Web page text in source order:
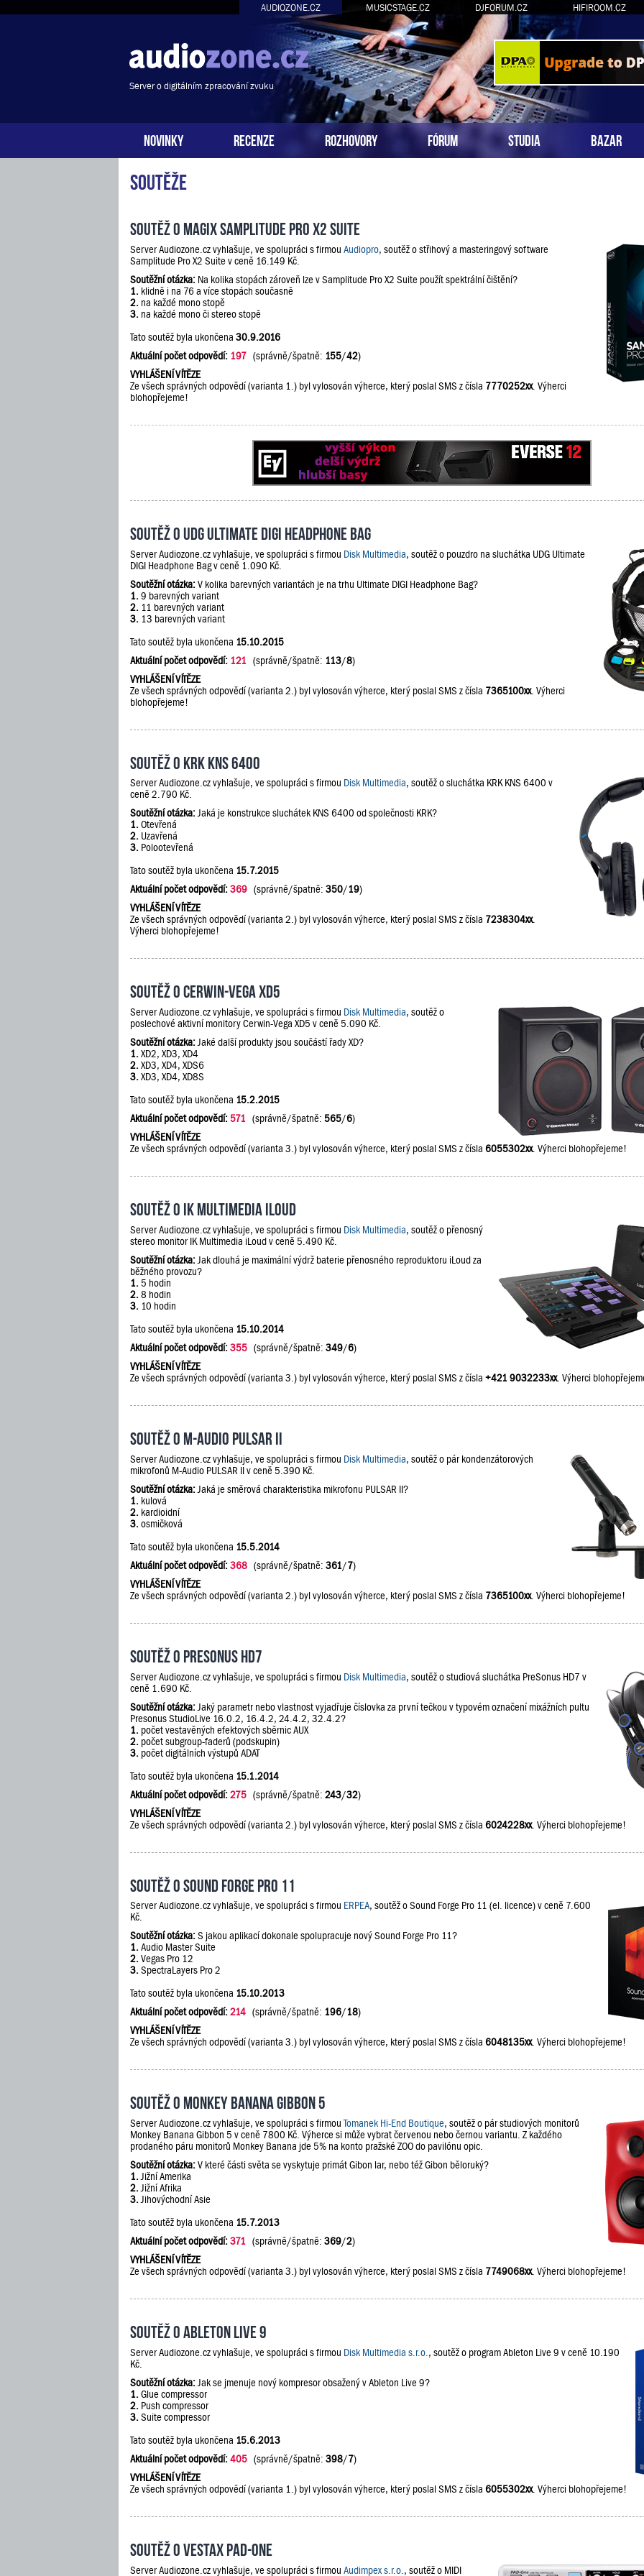
AUDIOZONE.CZ MUSICSTAGE.CZ DJFORUM.CZ HIFIROOM.CZ
Server o digitálním zpracování zvuku
NOVINKY RECENZE ROZHOVORY FÓRUM STUDIA BAZAR
Soutěže
Soutěž o Magix Samplitude Pro X2 Suite
Server Audiozone.cz vyhlašuje, ve spolupráci s firmou Audiopro, soutěž o střihový a masteringový software
Samplitude Pro X2 Suite v ceně 16.149 Kč.
Soutěžní otázka: Na kolika stopách zároveň lze v Samplitude Pro X2 Suite použít spektrální čištění?
1. klidně i na 76 a více stopách současně
2. na každé mono stopě
3. na každé mono či stereo stopě
Tato soutěž byla ukončena 30.9.2016
Aktuální počet odpovědí: 197 (správně/špatně: 155/42)
VYHLÁŠENÍ VÍTĚZE
Ze všech správných odpovědí (varianta 1.) byl vylosován výherce, který poslal SMS z čísla 7770252xx. Výherci
blohopřejeme!
Soutěž o UDG Ultimate DIGI Headphone Bag
Server Audiozone.cz vyhlašuje, ve spolupráci s firmou Disk Multimedia, soutěž o pouzdro na sluchátka UDG Ultimate
DIGI Headphone Bag v ceně 1.090 Kč.
Soutěžní otázka:V kolika barevných variantách je na trhu Ultimate DIGI Headphone Bag?
1. 9 barevných variant
2. 11 barevných variant
3. 13 barevných variant
Tato soutěž byla ukončena 15.10.2015
Aktuální počet odpovědí: 121 (správně/špatně: 113/8)
VYHLÁŠENÍ VÍTĚZE
Ze všech správných odpovědí (varianta 2.) byl vylosován výherce, který poslal SMS z čísla 7365100xx. Výherci
blohopřejeme!
Soutěž o KRK KNS 6400
Server Audiozone.cz vyhlašuje, ve spolupráci s firmou Disk Multimedia, soutěž o sluchátka KRK KNS 6400 v
ceně 2.790 Kč.
Soutěžní otázka:Jaká je konstrukce sluchátek KNS 6400 od společnosti KRK?
1.Otevřená
2. Uzavřená
3. Polootevřená
Tato soutěž byla ukončena 15.7.2015
Aktuální počet odpovědí:369 (správně/špatně: 350/19)
VYHLÁŠENÍ VÍTĚZE
Ze všech správných odpovědí (varianta 2.) byl vylosován výherce, který poslal SMS z čísla 7238304xx.
Výherci blohopřejeme!
Soutěž o Cerwin-Vega XD5
Server Audiozone.cz vyhlašuje, ve spolupráci s firmou Disk Multimedia, soutěž o
poslechové aktivní monitory Cerwin-Vega XD5 v ceně 5.090 Kč.
Soutěžní otázka: Jaké další produkty jsou součástí řady XD?
1. XD2, XD3, XD4
2. XD3, XD4, XDS6
3. XD3, XD4, XD8S
Tato soutěž byla ukončena 15.2.2015
Aktuální počet odpovědí:571 (správně/špatně: 565/6)
VYHLÁŠENÍ VÍTĚZE
Ze všech správných odpovědí (varianta 3.) byl vylosován výherce, který poslal SMS z čísla 6055302xx. Výherci blohopřejeme!
Soutěž o IK Multimedia iLoud
Server Audiozone.cz vyhlašuje, ve spolupráci s firmou Disk Multimedia, soutěž o přenosný
stereo monitor IK Multimedia iLoud v ceně 5.490 Kč.
Soutěžní otázka: Jak dlouhá je maximální výdrž baterie přenosného reproduktoru iLoud za
běžného provozu?
1. 5 hodin
2. 8 hodin
3. 10 hodin
Tato soutěž byla ukončena 15.10.2014
Aktuální počet odpovědí:355 (správně/špatně: 349/6)
VYHLÁŠENÍ VÍTĚZE
Ze všech správných odpovědí (varianta 3.) byl vylosován výherce, který poslal SMS z čísla +421 9032233xx. Výherci
Soutěž o M-Audio PULSAR II
Server Audiozone.cz vyhlašuje, ve spolupráci s firmou Disk Multimedia, soutěž o pár kondenzátorových
mikrofonů M-Audio PULSAR II v ceně 5.390 Kč.
Soutěžní otázka: Jaká je směrová charakteristika mikrofonu PULSAR II?
1. kulová
2. kardioidní
3. osmičková
Tato soutěž byla ukončena 15.5.2014
Aktuální počet odpovědí:368 (správně/špatně: 361/7)
VYHLÁŠENÍ VÍTĚZE
Ze všech správných odpovědí (varianta 2.) byl vylosován výherce, který poslal SMS z čísla 7365100xx. Výherci blohopřejeme!
Soutěž o PreSonus HD7
Server Audiozone.cz vyhlašuje, ve spolupráci s firmou Disk Multimedia, soutěž o studiová sluchátka PreSonus HD7 v
ceně 1.690 Kč.
Soutěžní otázka: Jaký parametr nebo vlastnost vyjadřuje číslovka za první tečkou v typovém označení mixážních pultu
Presonus StudioLive 16.0.2, 16.4.2, 24.4.2, 32.4.2?
1. počet vestavěných efektových sběrnic AUX
2. počet subgroup-faderů (podskupin)
3. počet digitálních výstupů ADAT
Tato soutěž byla ukončena 15.1.2014
Aktuální počet odpovědí:275 (správně/špatně: 243/32)
VYHLÁŠENÍ VÍTĚZE
Ze všech správných odpovědí (varianta 2.) byl vylosován výherce, který poslal SMS z čísla 6024228xx. Výherci blohopřejeme!
Soutěž o Sound Forge Pro 11
Server Audiozone.cz vyhlašuje, ve spolupráci s firmou ERPEA, soutěž o Sound Forge Pro 11 (el. licence) v ceně 7.600
Kč.
Soutěžní otázka:S jakou aplikací dokonale spolupracuje nový Sound Forge Pro 11?
1.Audio Master Suite
2.Vegas Pro 12
3.SpectraLayers Pro 2
Tato soutěž byla ukončena 15.10.2013
Aktuální počet odpovědí:214 (správně/špatně: 196/18)
VYHLÁŠENÍ VÍTĚZE
Ze všech správných odpovědí (varianta 3.) byl vylosován výherce, který poslal SMS z čísla 6048135xx. Výherci blohopřejeme!
Soutěž o Monkey Banana Gibbon 5
Server Audiozone.cz vyhlašuje, ve spolupráci s firmouTomanek Hi-End Boutique, soutěž o pár studiových monitorů
Monkey Banana Gibbon 5 v ceně 7800 Kč. Výherce si může vybrat červenou nebo černou variantu. Z každého
prodaného páru monitorů Monkey Banana jde 5% na konto pražské ZOO do pavilónu opic.
Soutěžní otázka:V které části světa se vyskytuje primát Gibon lar, nebo též Gibon běloruký?
1. Jižní Amerika
2. Jižní Afrika
3. Jihovýchodní Asie
Tato soutěž byla ukončena 15.7.2013
Aktuální počet odpovědí:371 (správně/špatně: 369/2)
VYHLÁŠENÍ VÍTĚZE
Ze všech správných odpovědí (varianta 3.) byl vylosován výherce, který poslal SMS z čísla 7749068xx. Výherci blohopřejeme!
Soutěž o Ableton Live 9
Server Audiozone.cz vyhlašuje, ve spolupráci s firmou Disk Multimedia s.r.o. , soutěž o program Ableton Live 9 v ceně 10.190
Kč.
Soutěžní otázka: Jak se jmenuje nový kompresor obsažený v Ableton Live 9?
1. Glue compressor
2. Push compressor
3. Suite compressor
Tato soutěž byla ukončena 15.6.2013
Aktuální počet odpovědí:405 (správně/špatně: 398/7)
VYHLÁŠENÍ VÍTĚZE
Ze všech správných odpovědí (varianta 1.) byl vylosován výherce, který poslal SMS z čísla 6055302xx. Výherci blohopřejeme!
Soutěž o Vestax PAD-One
Server Audiozone.cz vyhlašuje, ve spolupráci s firmou Audimpex s.r.o. , soutěž o MIDI